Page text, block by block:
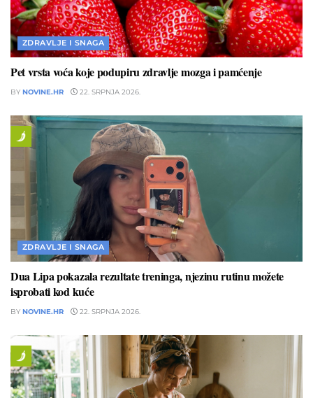
ZDRAVLJE I SNAGA
Pet vrsta voća koje podupiru zdravlje mozga i pamćenje
BY NOVINE.HR 22. SRPNJA 2026.
ZDRAVLJE I SNAGA
Dua Lipa pokazala rezultate treninga, njezinu rutinu možete
isprobati kod kuće
BY NOVINE.HR 22. SRPNJA 2026.